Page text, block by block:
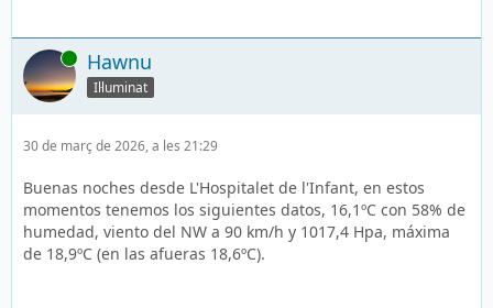
En línia Hawnu
Il·luminat
30 de març de 2026, a les 21:29
Buenas noches desde L'Hospitalet de l'Infant, en estos
momentos tenemos los siguientes datos, 16,1ºC con 58% de
humedad, viento del NW a 90 km/h y 1017,4 Hpa, máxima
de 18,9ºC (en las afueras 18,6ºC).